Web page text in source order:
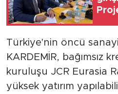
Türkiye'nin öncü
KARDEMİR, bağımsız
kuruluşu JCR Eurasia
yüksek yatırım